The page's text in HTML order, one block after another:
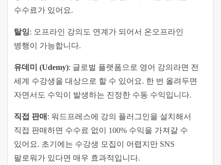
수수료가 있어요.
탈잉: 오프라인 강의도 연계가 되어서 온오프라인
병행이 가능합니다.
유데미 (Udemy): 글로벌 플랫폼으로 영어 강의라면 전
세계 수강생을 대상으로 할 수 있어요. 한 번 올려두면
자면서도 수익이 발생하는 진정한 수동 수익입니다.
직접 판매 : 워드프레스에 강의 플러그인을 설치해서
직접 판매하면 수수료 없이 100% 수익을 가져갈 수
있어요. 초기에는 수강생 모집이 어렵지만 SNS
팔로워가 있다면 매우 효과적입니다.